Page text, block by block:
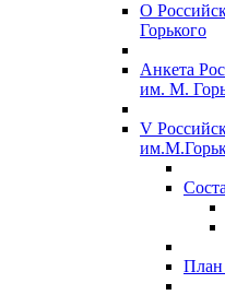
О
Горького
Анкета
им. М.
V
План